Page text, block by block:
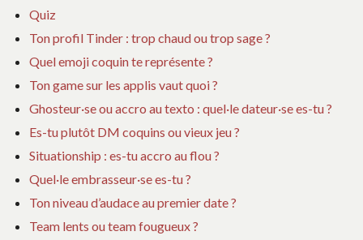
Quiz
Ton profil Tinder : trop chaud ou trop sage ?
Quel emoji coquin te représente ?
Ton game sur les applis vaut quoi ?
Ghosteur·se ou accro au texto : quel·le dateur·se es-tu ?
Es-tu plutôt DM coquins ou vieux jeu ?
Situationship : es-tu accro au flou ?
Quel·le embrasseur·se es-tu ?
Ton niveau d’audace au premier date ?
Team lents ou team fougueux ?